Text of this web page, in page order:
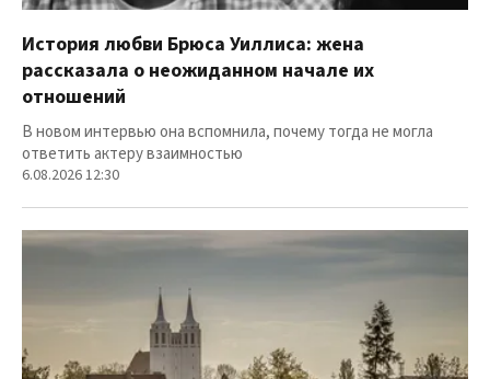
История любви Брюса Уиллиса: жена
рассказала о неожиданном начале их
отношений
В новом интервью она вспомнила, почему тогда не могла
ответить актеру взаимностью
6.08.2026 12:30